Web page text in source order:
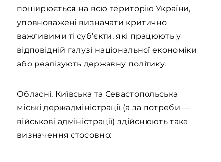
поширюється на всю територію України,
уповноважені визначати критично
важливими ті суб’єкти, які працюють у
відповідній галузі національної економіки
або реалізують державну політику.
Обласні, Київська та Севастопольська
міські держадміністрації (а за потреби —
військові адміністрації) здійснюють таке
визначення стосовно: